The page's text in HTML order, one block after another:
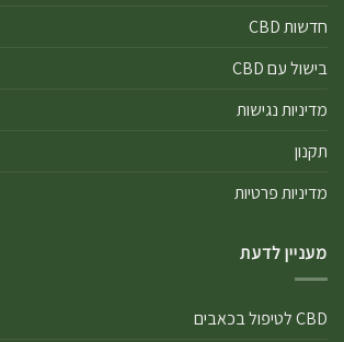
חדשות CBD
בישול עם CBD
מדיניות נגישות
תקנון
מדיניות פרטיות
מעניין לדעת
CBD לטיפול בכאבים